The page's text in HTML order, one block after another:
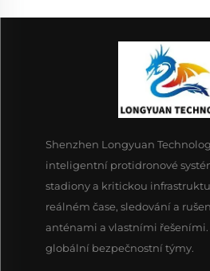
Shenzhen Longyuan
inteligentní protidronové
stadiony a kritickou
reálném čase, sledování a
anténami a vlastními
globální bezpečnostní týmy.